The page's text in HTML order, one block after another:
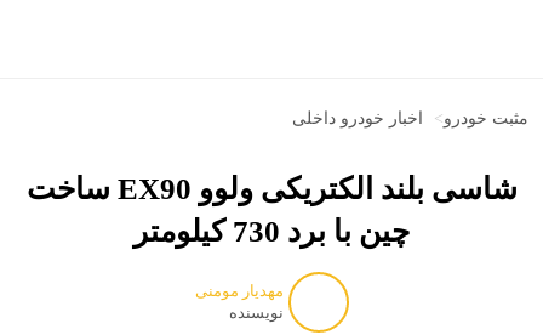
مثبت خودرو> اخبار خودرو داخلی
شاسی بلند الکتریکی ولوو EX90 ساخت
چین با برد 730 کیلومتر
مهدیار مومنی
نویسنده